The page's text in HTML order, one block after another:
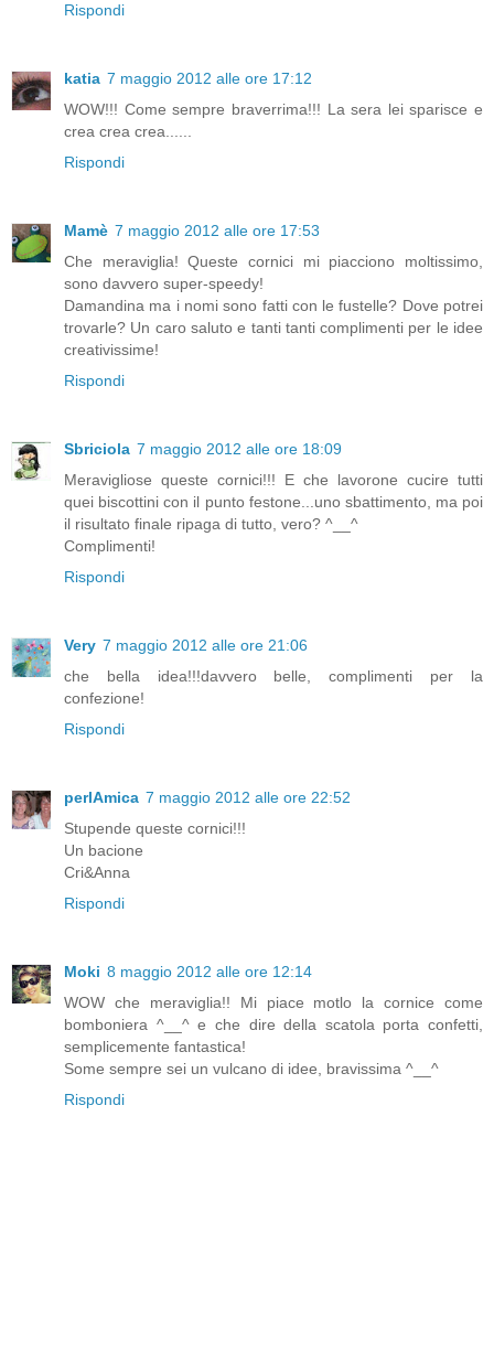
Rispondi
katia 7 maggio 2012 alle ore 17:12
WOW!!! Come sempre braverrima!!! La sera lei sparisce e
crea crea crea......
Rispondi
Mamè 7 maggio 2012 alle ore 17:53
Che meraviglia! Queste cornici mi piacciono moltissimo,
sono davvero super-speedy!
Damandina ma i nomi sono fatti con le fustelle? Dove potrei
trovarle? Un caro saluto e tanti tanti complimenti per le idee
creativissime!
Rispondi
Sbriciola 7 maggio 2012 alle ore 18:09
Meravigliose queste cornici!!! E che lavorone cucire tutti
quei biscottini con il punto festone...uno sbattimento, ma poi
il risultato finale ripaga di tutto, vero? ^__^
Complimenti!
Rispondi
Very 7 maggio 2012 alle ore 21:06
che bella idea!!!davvero belle, complimenti per la
confezione!
Rispondi
perlAmica 7 maggio 2012 alle ore 22:52
Stupende queste cornici!!!
Un bacione
Cri&Anna
Rispondi
Moki 8 maggio 2012 alle ore 12:14
WOW che meraviglia!! Mi piace motlo la cornice come
bomboniera ^__^ e che dire della scatola porta confetti,
semplicemente fantastica!
Some sempre sei un vulcano di idee, bravissima ^__^
Rispondi